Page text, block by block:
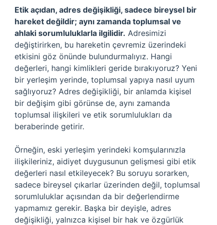
Etik açıdan, adres değişikliği, sadece bireysel bir
hareket değildir; aynı zamanda toplumsal ve
ahlaki sorumluluklarla ilgilidir. Adresimizi
değiştirirken, bu hareketin çevremiz üzerindeki
etkisini göz önünde bulundurmalıyız. Hangi
değerleri, hangi kimlikleri geride bırakıyoruz? Yeni
bir yerleşim yerinde, toplumsal yapıya nasıl uyum
sağlıyoruz? Adres değişikliği, bir anlamda kişisel
bir değişim gibi görünse de, aynı zamanda
toplumsal ilişkileri ve etik sorumlulukları da
beraberinde getirir.
Örneğin, eski yerleşim yerindeki komşularınızla
ilişkileriniz, aidiyet duygusunun gelişmesi gibi etik
değerleri nasıl etkileyecek? Bu soruyu sorarken,
sadece bireysel çıkarlar üzerinden değil, toplumsal
sorumluluklar açısından da bir değerlendirme
yapmamız gerekir. Başka bir deyişle, adres
değişikliği, yalnızca kişisel bir hak ve özgürlük